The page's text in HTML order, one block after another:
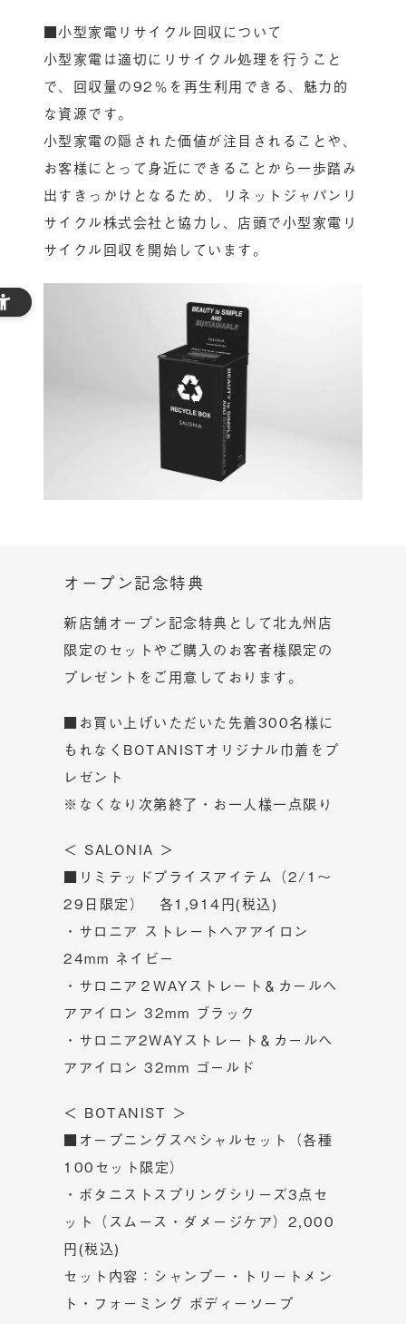
■小型家電リサイクル回収について
小型家電は適切にリサイクル処理を行うこと
で、回収量の92％を再生利用できる、魅力的
な資源です。
小型家電の隠された価値が注目されることや、
お客様にとって身近にできることから一歩踏み
出すきっかけとなるため、リネットジャパンリ
サイクル株式会社と協力し、店頭で小型家電リ
サイクル回収を開始しています。
オープン記念特典
新店舗オープン記念特典として北九州店
限定のセットやご購入のお客者様限定の
プレゼントをご用意しております。
■お買い上げいただいた先着300名様に
もれなくBOTANISTオリジナル巾着をプ
レゼント
※なくなり次第終了・お一人様一点限り
＜ SALONIA ＞
■リミテッドプライスアイテム（2/1～
29日限定） 各1,914円(税込)
・サロニア ストレートヘアアイロン
24mm ネイビー
・サロニア２WAYストレート＆カールヘ
アアイロン 32mm ブラック
・サロニア2WAYストレート＆カールヘ
アアイロン 32mm ゴールド
＜ BOTANIST ＞
■オープニングスペシャルセット（各種
100セット限定）
・ボタニストスプリングシリーズ3点セ
ット（スムース・ダメージケア）2,000
円(税込)
セット内容：シャンプー・トリートメン
ト・フォーミング ボディーソープ